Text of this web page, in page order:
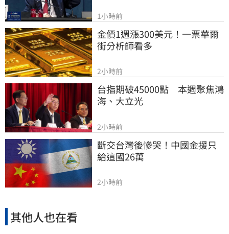
1小時前
金價1週漲300美元！一票華爾
街分析師看多
2小時前
台指期破45000點　本週聚焦鴻
海、大立光
2小時前
斷交台灣後慘哭！中國金援只
給這國26萬
2小時前
其他人也在看